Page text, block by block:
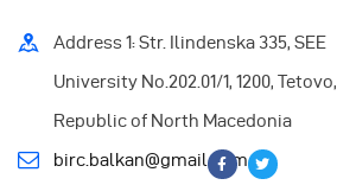
Address 1: Str. Ilindenska 335, SEE
University No.202.01/1, 1200, Tetovo,
Republic of North Macedonia
birc.balkan@gmail.com